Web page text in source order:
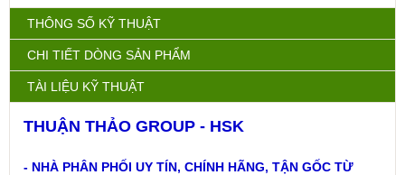
THÔNG SỐ KỸ THUẬT
CHI TIẾT DÒNG SẢN PHẨM
TÀI LIỆU KỸ THUẬT
THUẬN THẢO GROUP - HSK
- NHÀ PHÂN PHỐI UY TÍN, CHÍNH HÃNG, TẬN GỐC TỪ